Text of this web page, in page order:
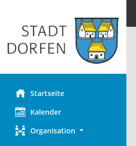
Startseite
Kalender
Organisation